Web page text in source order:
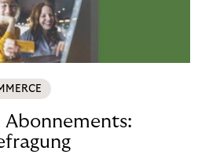
Abonnements: